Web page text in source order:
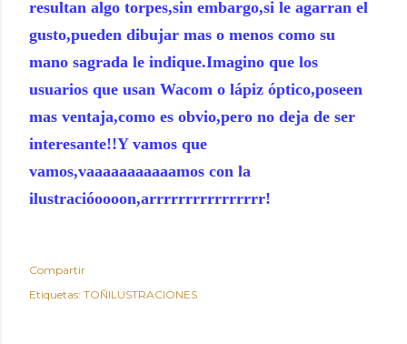
resultan algo torpes,sin embargo,si le agarran el
gusto,pueden dibujar mas o menos como su
mano sagrada le indique.Imagino que los
usuarios que usan Wacom o lápiz óptico,poseen
mas ventaja,como es obvio,pero no deja de ser
interesante!!Y vamos que
vamos,vaaaaaaaaaaamos con la
ilustracióoooon,arrrrrrrrrrrrrrrr!
Compartir
Etiquetas: TOÑILUSTRACIONES